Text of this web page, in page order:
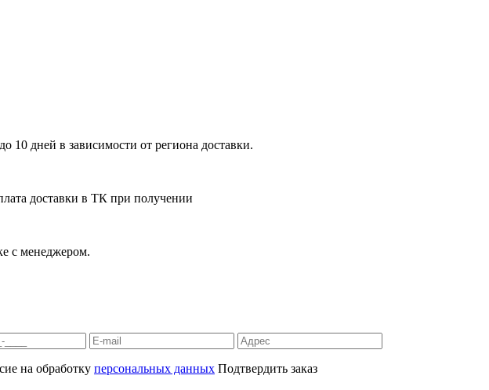
10 дней в зависимости от региона доставки.
доставки в ТК при получении
с менеджером.
на обработку персональных данных Подтвердить заказ